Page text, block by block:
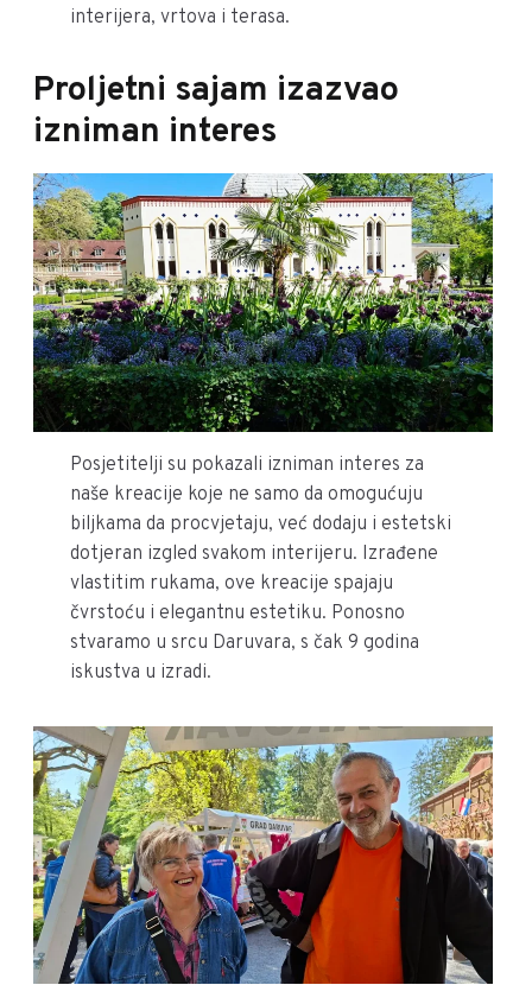
interijera, vrtova i terasa.
Proljetni sajam izazvao
izniman interes
Posjetitelji su pokazali izniman interes za
naše kreacije koje ne samo da omogućuju
biljkama da procvjetaju, već dodaju i estetski
dotjeran izgled svakom interijeru. Izrađene
vlastitim rukama, ove kreacije spajaju
čvrstoću i elegantnu estetiku. Ponosno
stvaramo u srcu Daruvara, s čak 9 godina
iskustva u izradi.